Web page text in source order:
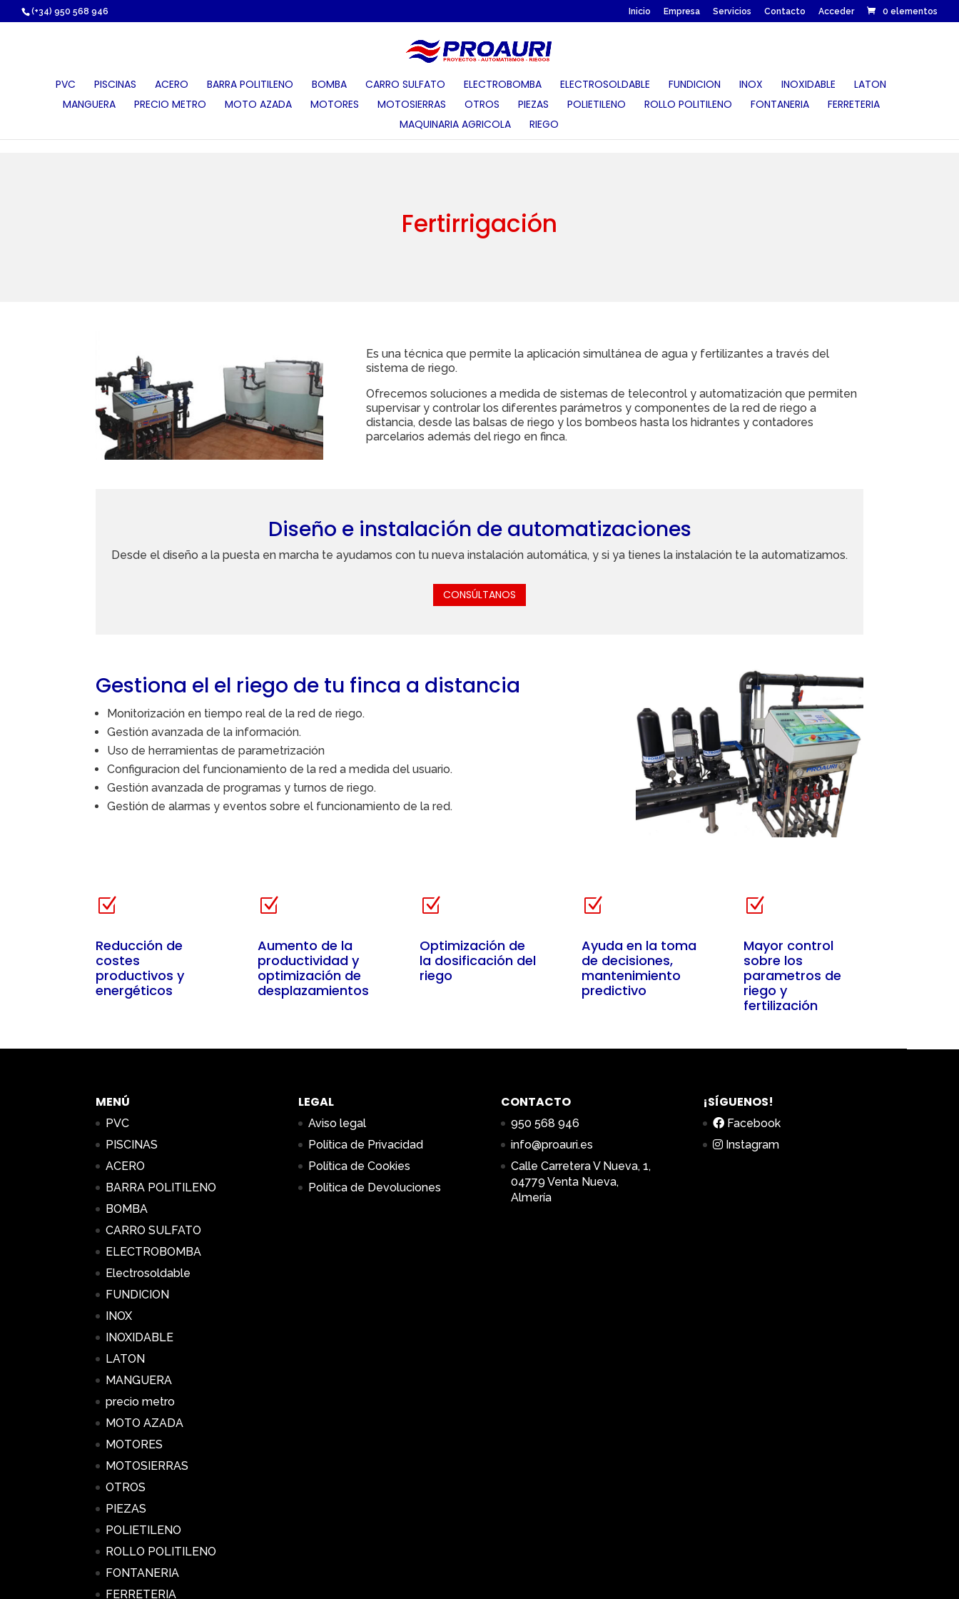
https://proauri.es/
(+34) 950 568 946 Inicio Empresa Servicios Contacto Acceder 0 elementos
PVC PISCINAS ACERO BARRA POLITILENO BOMBA CARRO SULFATO ELECTROBOMBA ELECTROSOLDABLE FUNDICION INOX INOXIDABLE
LATON
MANGUERA
PRECIO METRO MOTO AZADA MOTORES MOTOSIERRAS OTROS PIEZAS POLIETILENO ROLLO POLITILENO FONTANERIA
FERRETERIA
MAQUINARIA AGRICOLA
RIEGO
Fertirrigación
Es una técnica que permite la aplicación simultánea de agua y fertilizantes a través del
sistema de riego.
Ofrecemos soluciones a medida de sistemas de telecontrol y automatización que permiten
supervisar y controlar los diferentes parámetros y componentes de la red de riego a
distancia, desde las balsas de riego y los bombeos hasta los hidrantes y contadores
parcelarios además del riego en finca.
Diseño e instalación de automatizaciones
Desde el diseño a la puesta en marcha te ayudamos con tu nueva instalación automática, y si ya tienes la instalación te la automatizamos.
CONSÚLTANOS
Gestiona el el riego de tu finca a distancia
Monitorización en tiempo real de la red de riego.
Gestión avanzada de la información.
Uso de herramientas de parametrización
Configuracion del funcionamiento de la red a medida del usuario.
Gestión avanzada de programas y turnos de riego.
Gestión de alarmas y eventos sobre el funcionamiento de la red.
Z
Reducción de
costes
productivos y
energéticos
Z
Aumento de la
productividad y
optimización de
desplazamientos
Z
Optimización de
la dosificación del
riego
Z
Ayuda en la toma
de decisiones,
mantenimiento
predictivo
Z
Mayor control
sobre los
parametros de
riego y
fertilización
MENÚ
PVC
PISCINAS
ACERO
BARRA POLITILENO
BOMBA
CARRO SULFATO
ELECTROBOMBA
Electrosoldable
FUNDICION
INOX
INOXIDABLE
LATON
MANGUERA
precio metro
MOTO AZADA
MOTORES
MOTOSIERRAS
OTROS
PIEZAS
POLIETILENO
ROLLO POLITILENO
FONTANERIA
FERRETERIA
LEGAL
Aviso legal
Política de Privacidad
Política de Cookies
Política de Devoluciones
CONTACTO
950 568 946
info@proauri.es
Calle Carretera V Nueva, 1,
04779 Venta Nueva,
Almería
¡SÍGUENOS!
Facebook
Instagram